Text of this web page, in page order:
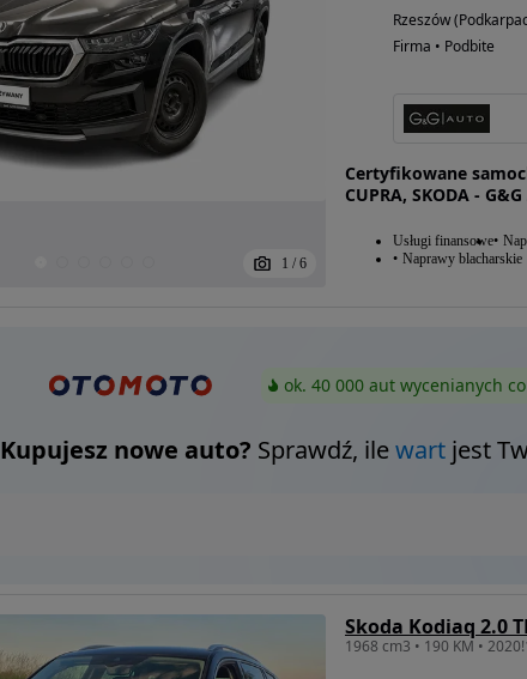
1 / 6
Rzeszów
Firma • Podbite
Certyfikowane
CUPRA, SKODA -
Usługi finansowe
Naprawy blacharskie
ok. 40 000 aut wycenianych
Kupujesz nowe auto? Sprawdź, ilewartjest
Skoda Kodiaq 2.0
1968 cm3 • 190 KM •